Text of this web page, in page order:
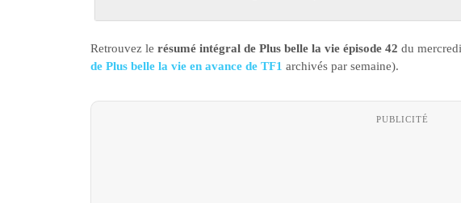
Retrouvez le résumé intégral de Plus belle la vie épisode 42 du
de Plus belle la vie en avance de TF1 archivés par semaine).
PUBLICITÉ